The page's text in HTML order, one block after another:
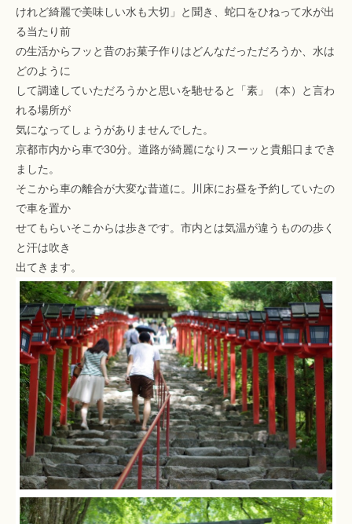
けれど綺麗で美味しい水も大切」と聞き、蛇口をひねって水が出
る当たり前
の生活からフッと昔のお菓子作りはどんなだっただろうか、水は
どのように
して調達していただろうかと思いを馳せると「素」（本）と言わ
れる場所が
気になってしょうがありませんでした。
京都市内から車で30分。道路が綺麗になりスーッと貴船口までき
ました。
そこから車の離合が大変な昔道に。川床にお昼を予約していたの
で車を置か
せてもらいそこからは歩きです。市内とは気温が違うものの歩く
と汗は吹き
出てきます。